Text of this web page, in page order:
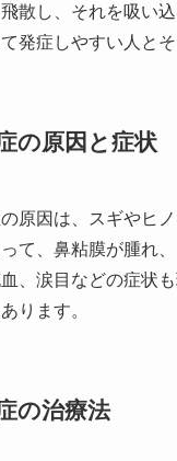
散し、それを吸い
発症しやすい人と
の原因と症状
原因は、スギやヒ
て、鼻粘膜が腫れ
、涙目などの症状
ります。
の治療法